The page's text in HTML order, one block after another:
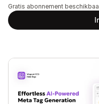
Gratis abonnement